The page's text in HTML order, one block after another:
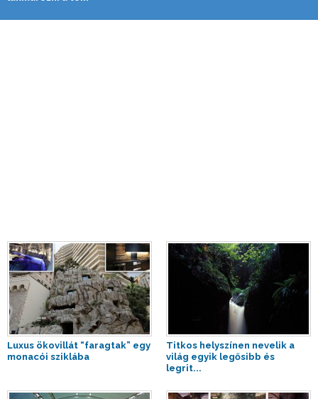
Luxus ökovillát “faragtak” egy
monacói sziklába
Titkos helyszínen nevelik a
világ egyik legősibb és
legrit...